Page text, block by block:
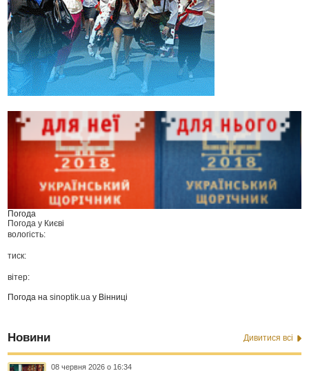
Погода
Погода у Києві
вологість:
тиск:
вітер:
Погода наsinoptik.ua у Вінниці
Новини Дивитися всі
08 червня 2026 о 16:34